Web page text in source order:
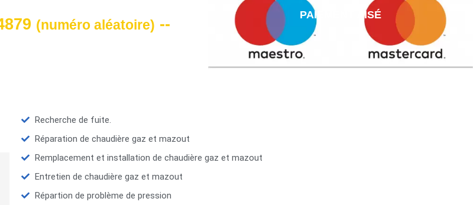
(numéro aléatoire) --
PAIEMENT AISÉ
Recherche de fuite.
Réparation de chaudière gaz et mazout
Remplacement et installation de chaudière gaz et mazout
Entretien de chaudière gaz et mazout
Répartion de problème de pression